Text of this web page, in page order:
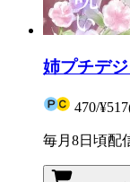
姉プチデ
470/¥517
毎月8日頃配